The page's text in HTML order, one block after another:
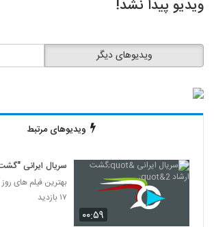
جرموز
دانلود فیلم بیچاره ها
دانلود فیلم این زن ها
۳,۲۰۰ بازدید
ویدیو پیدا نشد!
ویدیوهای دیگر
ویدیوهای مرتبط
۰۰:۵۹
سریال ایرانی "گشت
بهترین فیلم های
۱۷ بازدید